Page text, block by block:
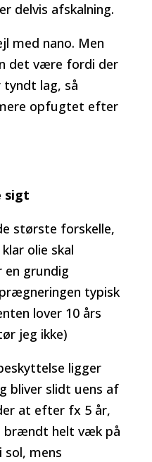
delvis afskalning.
med nano. Men
det være fordi der
lag, så
opfugtet efter
sigt
største forskelle,
olie skal
en grundig
typisk
lover 10 års
jeg ikke)
ligger
bliver slidt uens af
at efter fx 5 år,
brændt helt væk på
sol, mens